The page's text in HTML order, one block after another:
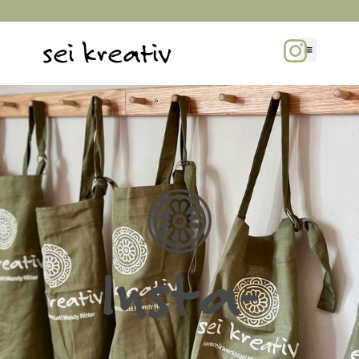
sei kreativ
Insta­